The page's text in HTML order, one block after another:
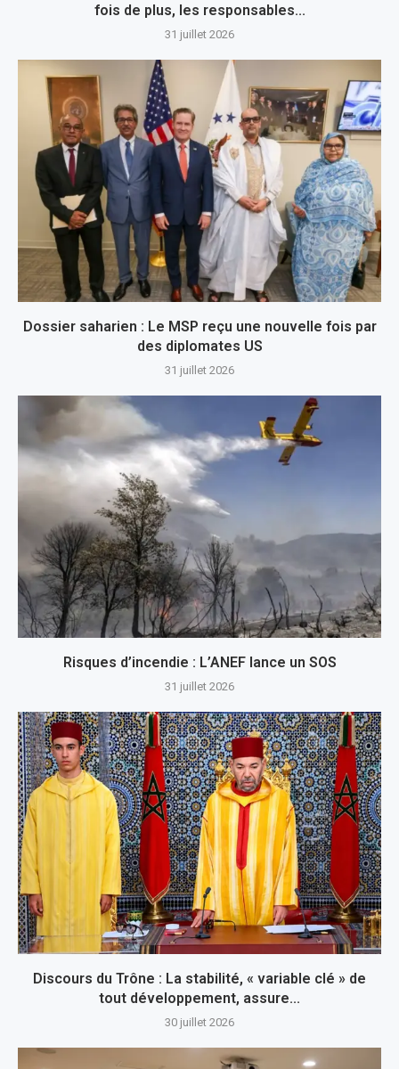
fois de plus, les responsables...
31 juillet 2026
Dossier saharien : Le MSP reçu une nouvelle fois par
des diplomates US
31 juillet 2026
Risques d’incendie : L’ANEF lance un SOS
31 juillet 2026
Discours du Trône : La stabilité, « variable clé » de
tout développement, assure...
30 juillet 2026